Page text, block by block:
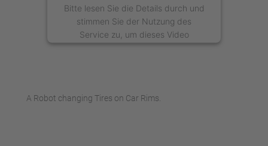
Bitte lesen Sie die Details durch und
stimmen Sie der Nutzung des
Service zu, um dieses Video
anzusehen.
A Robot changing Tires on Car Rims.